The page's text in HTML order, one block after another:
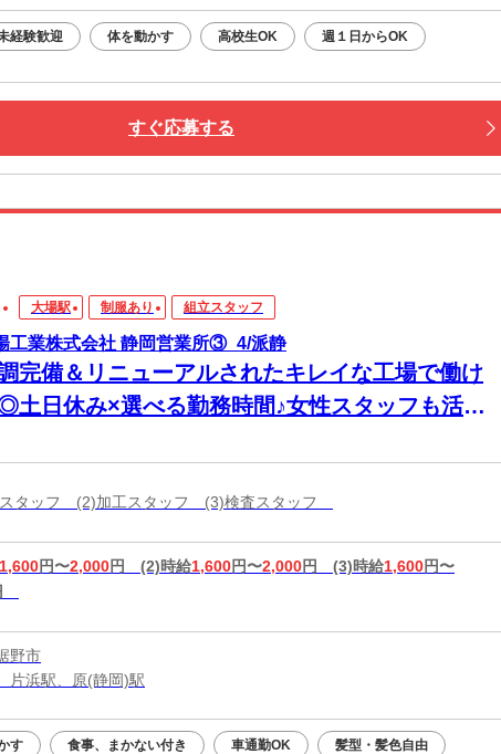
経験歓迎 体を動かす 高校生OK 週１日からOK
すぐ応募する
大場駅 制服あり 組立スタッフ
工業株式会社 静岡営業所③_4/派静
完備＆リニューアルされたキレイな工場で働け
土日休み×選べる勤務時間♪女性スタッフも活躍
タッフ (2)加工スタッフ (3)検査スタッフ
1,600円〜2,000円 (2)時給1,600円〜2,000円 (3)時給1,600円〜
野市
片浜駅、原(静岡)駅
す 食事、まかない付き 車通勤OK 髪型・髪色自由